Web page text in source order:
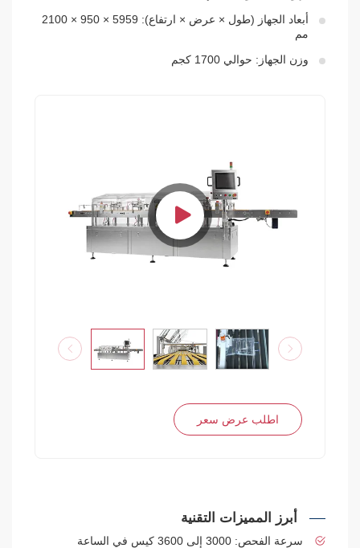
اطلب عرض سعر
أبعاد الجهاز (طول × عرض × ارتفاع): 5959 × 950 × 2100
مم
وزن الجهاز: حوالي 1700 كجم
أبرز المميزات التقنية
سرعة الفحص: 3000 إلى 3600 كيس في الساعة